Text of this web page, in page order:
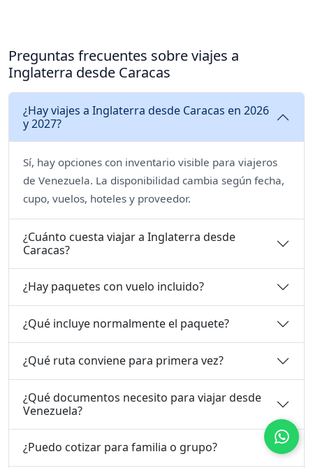
Preguntas frecuentes sobre viajes a
Inglaterra desde Caracas
¿Hay viajes a Inglaterra desde Caracas en 2026
y 2027?
Sí, hay opciones con inventario visible para viajeros
de Venezuela. La disponibilidad cambia según fecha,
cupo, vuelos, hoteles y proveedor.
¿Cuánto cuesta viajar a Inglaterra desde
Caracas?
¿Hay paquetes con vuelo incluido?
¿Qué incluye normalmente el paquete?
¿Qué ruta conviene para primera vez?
¿Qué documentos necesito para viajar desde
Venezuela?
¿Puedo cotizar para familia o grupo?